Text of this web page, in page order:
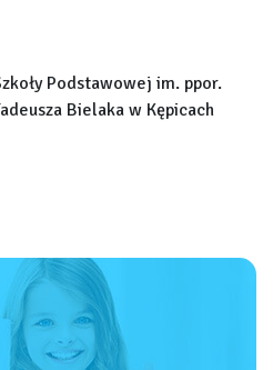
Podstawowej im. ppor.
Bielaka w Kępicach